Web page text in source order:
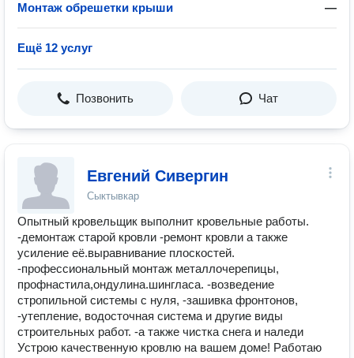
Монтаж обрешетки крыши —
Ещё 12 услуг
Позвонить Чат
Евгений Сивергин
Сыктывкар
Опытный кровельщик выполнит кровельные работы.
-демонтаж старой кровли -ремонт кровли а также
усиление её.выравнивание плоскостей.
-профессиональный монтаж металлочерепицы,
профнастила,ондулина.шингласа. -возведение
стропильной системы с нуля, -зашивка фронтонов,
-утепление, водосточная система и другие виды
строительных работ. -а также чистка снега и наледи
Устрою качественную кровлю на вашем доме! Работаю